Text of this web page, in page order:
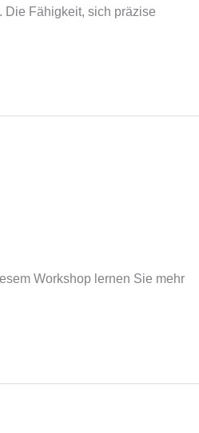
Die Fähigkeit, sich präzise
Workshop lernen Sie mehr